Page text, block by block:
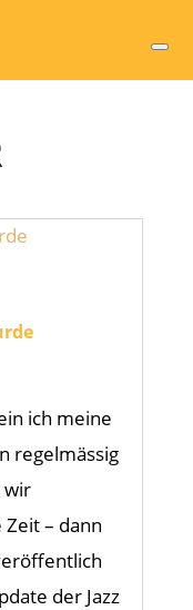
ich meine
regelmässig
wir
– dann
der Jazz